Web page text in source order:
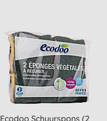
Ecodoo Schuurspons (2